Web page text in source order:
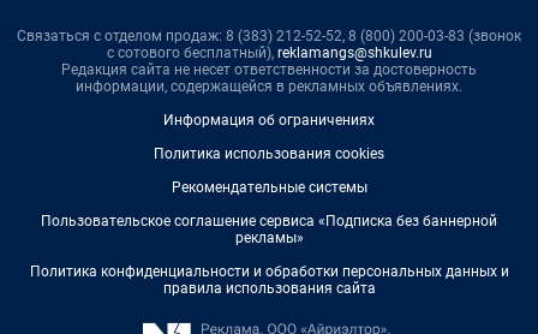
Связаться с отделом продаж: 8 (383) 212-52-52, 8 (800) 200-03-83 (звонок
с сотового бесплатный), reklamangs@shkulev.ru
Редакция сайта не несет ответственности за достоверность
информации, содержащейся в рекламных объявлениях.
Информация об ограничениях
Политика использования cookies
Рекомендательные системы
Пользовательское соглашение сервиса «Подписка без баннерной
рекламы»
Политика конфиденциальности и обработки персональных данных и
правила использования сайта